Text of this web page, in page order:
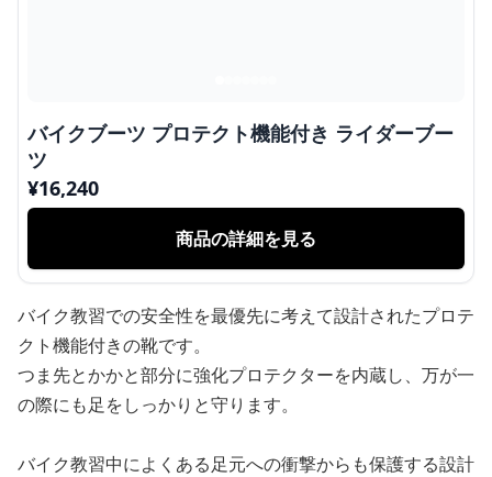
バイクブーツ プロテクト機能付き ライダーブー
ツ
¥16,240
商品の詳細を見る
バイク教習での安全性を最優先に考えて設計されたプロテ
クト機能付きの靴です。
つま先とかかと部分に強化プロテクターを内蔵し、万が一
の際にも足をしっかりと守ります。
バイク教習中によくある足元への衝撃からも保護する設計